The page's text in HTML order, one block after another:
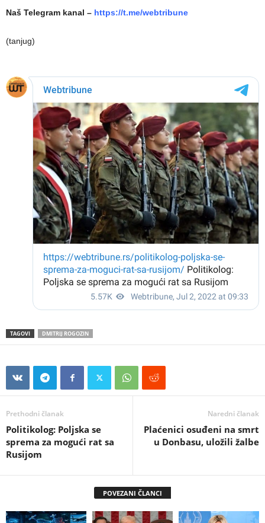
Naš Telegram kanal – https://t.me/webtribune
(tanjug)
TAGOVI DMITRIЈ RОGОZIN
Prethodni članak
Politikolog: Poljska se
sprema za mogući rat sa
Rusijom
Naredni članak
Plaćenici osuđeni na smrt
u Donbasu, uložili žalbe
POVEZANI ČLANCI